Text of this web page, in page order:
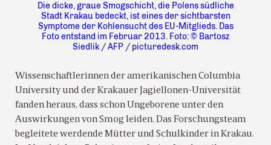
Die dicke, graue Smogschicht, die Polens südliche
Stadt Krakau bedeckt, ist eines der sichtbarsten
Symptome der Kohlensucht des EU-Mitglieds. Das
Foto entstand im Februar 2013. Foto: © Bartosz
Siedlik / AFP / picturedesk.com
Wissenschaftlerinnen der amerikanischen Columbia
University und der Krakauer Jagiellonen-Universität
fanden heraus, dass schon Ungeborene unter den
Auswirkungen von Smog leiden. Das Forschungsteam
begleitete werdende Mütter und Schulkinder in Krakau.